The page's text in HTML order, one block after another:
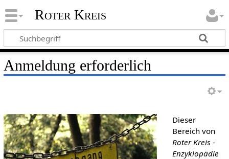
Roter Kreis
Anmeldung erforderlich
Dieser
Bereich von
Roter Kreis -
Enzyklopädie